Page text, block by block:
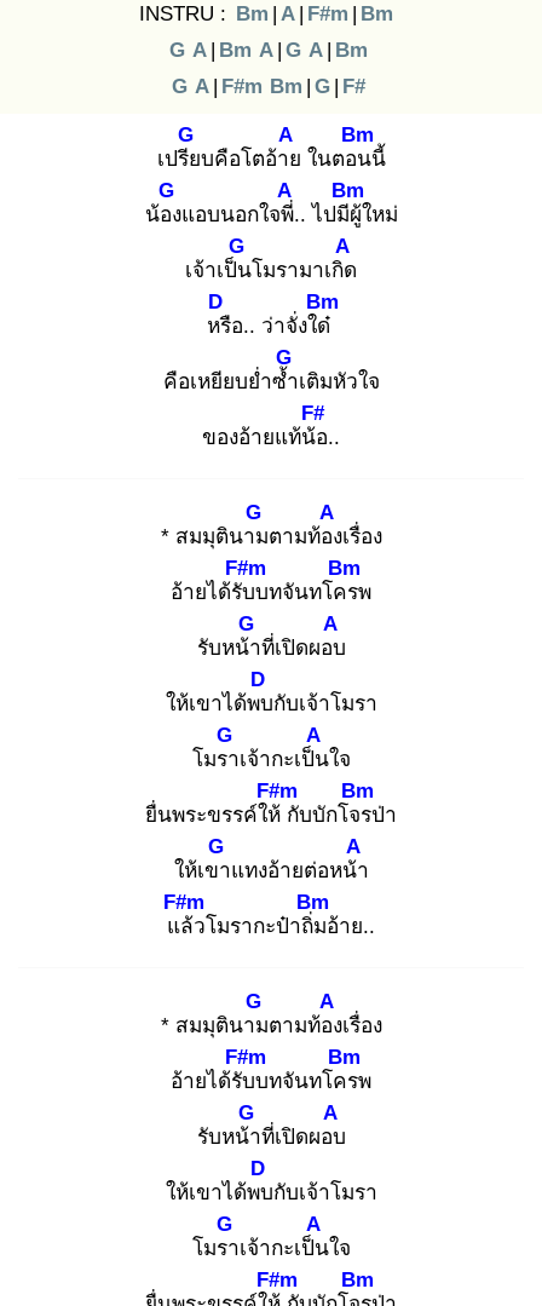
INSTRU : Bm | A | F#m | Bm
G A | Bm A | G A | Bm
G A | F#m Bm | G | F#
เปรีย
G
บคือโตอ้าย
A
ในตอน
Bm
นี้
น้อง
G
แอบนอกใจพี่.
A
. ไปมีผู้
Bm
ใหม่
เจ้าเป็น
G
โมรามาเกิด
A
หรื
D
อ.. ว่าจั่งใด๋
Bm
คือเหยียบย่ำซ้ำ
G
เติมหัวใจ
ของอ้ายแท้น้อ
F#
..
* สมมุตินาม
G
ตามท้อง
A
เรื่อง
อ้ายได้รับ
F#m
บทจันทโคร
Bm
พ
รับหน้า
G
ที่เปิดผอบ
A
ให้เขาได้พบ
D
กับเจ้าโมรา
โมรา
G
เจ้ากะเป็น
A
ใจ
ยื่นพระขรรค์ให้
F#m
กับบักโจร
Bm
ป่า
ให้เขา
G
แทงอ้ายต่อหน้า
A
แล้
F#m
วโมรากะป๋าถิ่ม
Bm
อ้าย..
* สมมุตินาม
G
ตามท้อง
A
เรื่อง
อ้ายได้รับ
F#m
บทจันทโคร
Bm
พ
รับหน้า
G
ที่เปิดผอบ
A
ให้เขาได้พบ
D
กับเจ้าโมรา
โมรา
G
เจ้ากะเป็น
A
ใจ
F#m
Bm